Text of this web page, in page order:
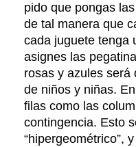
pido que pongas
de tal manera que
cada juguete tenga
asignes las
rosas y azules será
de niños y niñas.
filas como las
contingencia. Esto
“hipergeométrico”,